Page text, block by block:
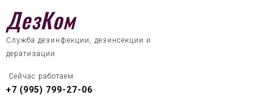
ДезКом
Служба дезинфекции, дезинсекции и
дератизации
Сейчас работаем
+7 (995) 799-27-06